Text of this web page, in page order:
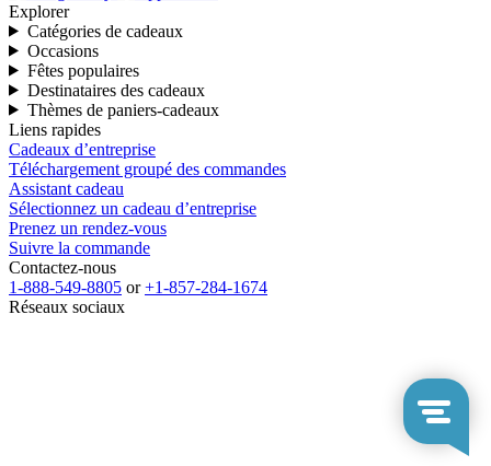
Explorer
Catégories de cadeaux
Occasions
Fêtes populaires
Destinataires des cadeaux
Thèmes de paniers-cadeaux
Liens rapides
Cadeaux d’entreprise
Téléchargement groupé des commandes
Assistant cadeau
Sélectionnez un cadeau d’entreprise
Prenez un rendez-vous
Suivre la commande
Contactez-nous
1-888-549-8805 or+1-857-284-1674
Réseaux sociaux